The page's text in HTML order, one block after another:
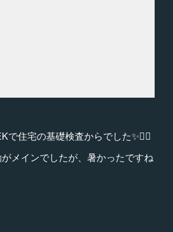
で住宅の基礎検査からでした✨🚴‍♂️
メインでしたが、暑かったですね